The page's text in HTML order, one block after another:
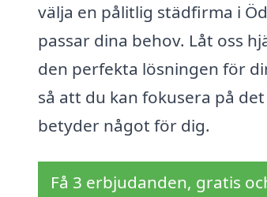
välja en pålitlig städfirma i
passar dina behov. Låt oss
den perfekta lösningen för
så att du kan fokusera på
betyder något för dig.
Få 3 erbjudanden, gratis